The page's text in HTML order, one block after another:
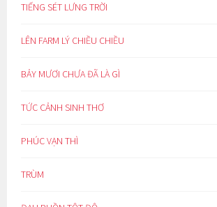
TIẾNG SÉT LƯNG TRỜI
LÊN FARM LÝ CHIỀU CHIỀU
BẢY MƯƠI CHƯA ĐÃ LÀ GÌ
TỨC CẢNH SINH THƠ
PHÚC VẠN THÌ
TRÙM